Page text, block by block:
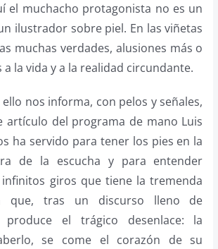
el muchacho protagonista no es un
ilustrador sobre piel. En las viñetas
muchas verdades, alusiones más o
la vida y a la realidad circundante.
informa, con pelos y señales,
artículo del programa de mano Luis
ha servido para tener los pies en la
de la escucha y para entender
giros que tiene la tremenda
que, tras un discurso lleno de
produce el trágico desenlace: la
se come el corazón de su